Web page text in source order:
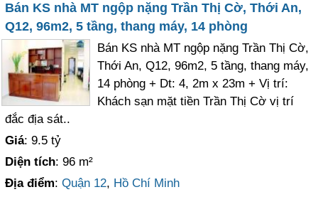
Bán KS nhà MT ngộp nặng Trần Thị Cờ, Thới An,
Q12, 96m2, 5 tầng, thang máy, 14 phòng
Bán KS nhà MT ngộp nặng Trần Thị Cờ,
Thới An, Q12, 96m2, 5 tầng, thang máy,
14 phòng + Dt: 4, 2m x 23m + Vị trí:
Khách sạn mặt tiền Trần Thị Cờ vị trí
đắc địa sát..
Giá: 9.5 tỷ
Diện tích: 96 m²
Địa điểm:Quận 12, Hồ Chí Minh